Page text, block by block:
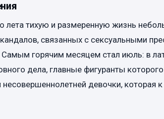
лета тихую и размеренную жизнь
связанных с сексуальными
Самым горячим месяцем стал июль: в
дела, главные фигуранты
несовершеннолетней девочки, которая